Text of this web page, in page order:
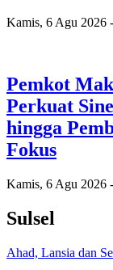
Kamis, 6 Agu 2026
Pemkot
Perkuat
hingga
Fokus
Kamis, 6 Agu 2026
Sulsel
Ahad, Lansia dan